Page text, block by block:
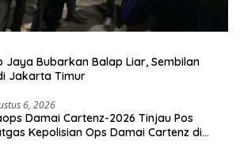
Jaya Bubarkan Balap Liar, Sembilan
Jakarta Timur
6, 2026
Damai Cartenz-2026 Tinjau Pos
Kepolisian Ops Damai Cartenz di